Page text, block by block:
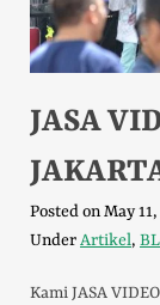
JASA
Posted onMay
UnderArtikel,
Kami JASA